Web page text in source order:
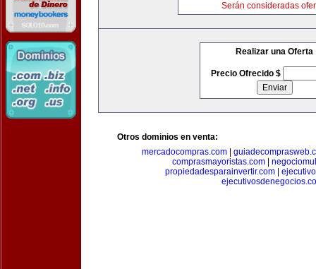
Serán consideradas
Realizar una Oferta
Precio Ofrecido $
Otros dominios en venta:
mercadocompras.com|
comprasmayoristas.com
propiedadesparainvertir.com